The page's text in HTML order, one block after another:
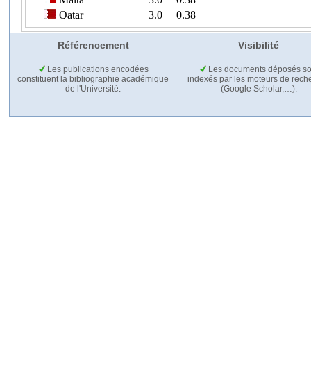
Référencement Visibilité
Les publications encodées
constituent la bibliographie académique
de l'Université.
Les documents déposés
indexés par les moteurs de
(Google Scholar,…).